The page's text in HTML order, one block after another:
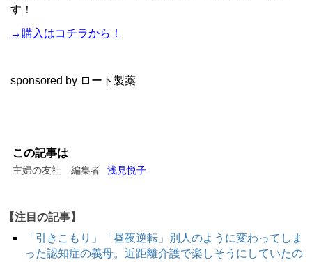
す！
→購入はコチラから！
sponsored by ロート製薬
この記事は
主婦の友社 編集者 浅見悦子
【注目の記事】
「引きこもり」「昼夜逆転」別人のように変わってしま
った認知症の義母。近距離介護で楽しそうにしていたの